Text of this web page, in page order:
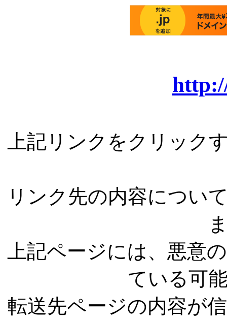
上記リンクをクリック
リンク先の内容につい
上記ページには、悪意
ている可
転送先ページの内容が